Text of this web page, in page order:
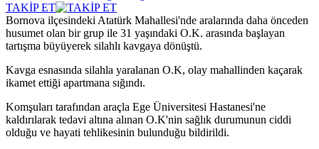
TAKİP ET
Bornova ilçesindeki Atatürk Mahallesi'nde aralarında daha önceden
husumet olan bir grup ile 31 yaşındaki O.K. arasında başlayan
tartışma büyüyerek silahlı kavgaya dönüştü.
Kavga esnasında silahla yaralanan O.K, olay mahallinden kaçarak
ikamet ettiği apartmana sığındı.
Komşuları tarafından araçla Ege Üniversitesi Hastanesi'ne
kaldırılarak tedavi altına alınan O.K'nin sağlık durumunun ciddi
olduğu ve hayati tehlikesinin bulunduğu bildirildi.